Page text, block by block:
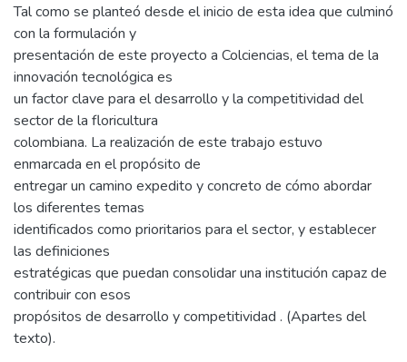
Tal como se planteó desde el inicio de esta idea que culminó
con la formulación y
presentación de este proyecto a Colciencias, el tema de la
innovación tecnológica es
un factor clave para el desarrollo y la competitividad del
sector de la floricultura
colombiana. La realización de este trabajo estuvo
enmarcada en el propósito de
entregar un camino expedito y concreto de cómo abordar
los diferentes temas
identificados como prioritarios para el sector, y establecer
las definiciones
estratégicas que puedan consolidar una institución capaz de
contribuir con esos
propósitos de desarrollo y competitividad . (Apartes del
texto).